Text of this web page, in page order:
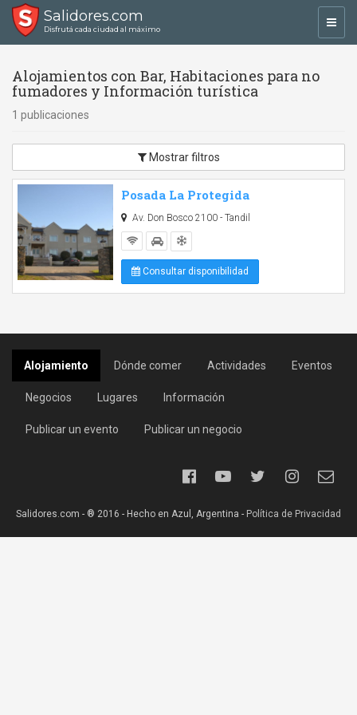
Salidores.com
Disfrutá cada ciudad al máximo
Alojamientos con Bar, Habitaciones para no
fumadores y Información turística
1 publicaciones
Mostrar filtros
Posada La Protegida
Av. Don Bosco 2100 - Tandil
Consultar disponibilidad
Alojamiento Dónde comer Actividades Eventos
Negocios Lugares Información
Publicar un evento Publicar un negocio
Salidores.com - ® 2016 - Hecho en Azul, Argentina - Política de Privacidad